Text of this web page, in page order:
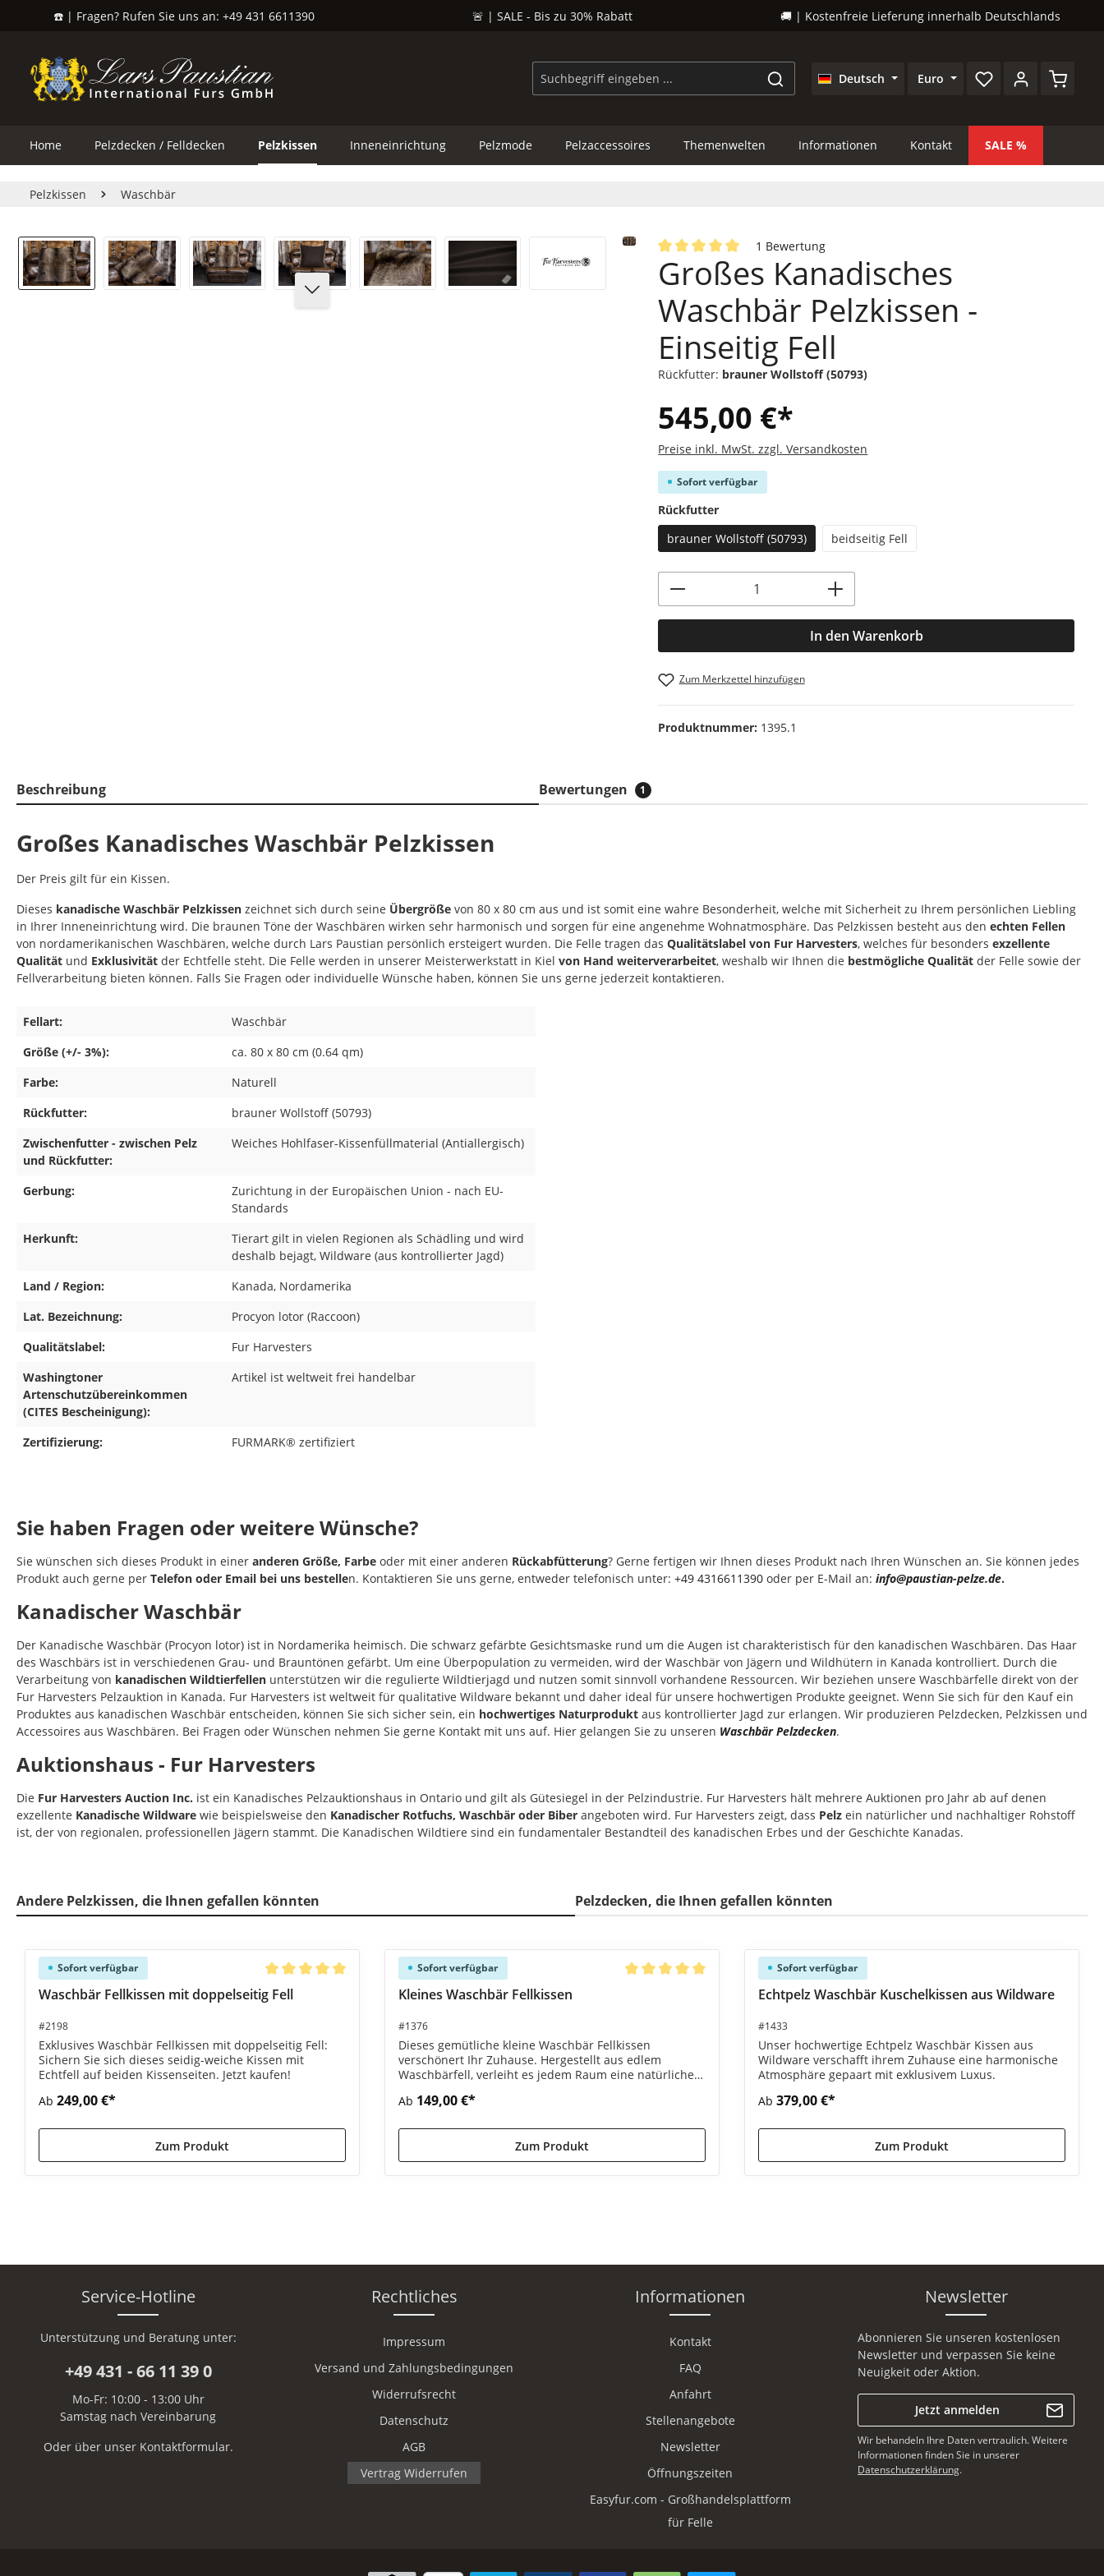
Zur Hauptnavigation springen
☎️ | Fragen? Rufen Sie uns an: +49 431 6611390 🚨 | SALE - Bis zu 30% Rabatt 🚚 | Kostenfreie Lieferung innerhalb Deutschlands
Deutsch Euro
Home Pelzdecken / Felldecken Pelzkissen Inneneinrichtung Pelzmode Pelzaccessoires Themenwelten Informationen Kontakt SALE
Pelzkissen Waschbär
Bildergalerie überspringen
Durchschnittliche Bewertung von 5 von 5 Sternen
1 Bewertung
Großes Kanadisches
Waschbär Pelzkissen -
Einseitig Fell
Rückfutter: brauner Wollstoff (50793)
545,00 €*
Preise inkl. MwSt. zzgl. Versandkosten
Sofort verfügbar
Rückfutterauswählen
brauner Wollstoff (50793)
beidseitig Fell
Produkt Anzahl: Gib den gewünschten Wert
In den Warenkorb
Zum Merkzettel hinzufügen
Produktnummer: 1395.1
Beschreibung Bewertungen 1
Großes Kanadisches Waschbär Pelzkissen
Der Preis gilt für ein Kissen.
Dieses kanadische Waschbär Pelzkissen zeichnet sich durch seine Übergröße von 80 x 80 cm aus und ist somit eine wahre Besonderheit, welche mit Sicherheit zu Ihrem persönlichen Liebling
in Ihrer Inneneinrichtung wird. Die braunen Töne der Waschbären wirken sehr harmonisch und sorgen für eine angenehme Wohnatmosphäre. Das Pelzkissen besteht aus den echten Fellen
von nordamerikanischen Waschbären, welche durch Lars Paustian persönlich ersteigert wurden. Die Felle tragen das Qualitätslabel von Fur Harvesters, welches für besonders exzellente
Qualität und Exklusivität der Echtfelle steht. Die Felle werden in unserer Meisterwerkstatt in Kiel von Hand weiterverarbeitet, weshalb wir Ihnen die bestmögliche Qualität der Felle sowie der
Fellverarbeitung bieten können. Falls Sie Fragen oder individuelle Wünsche haben, können Sie uns gerne jederzeit kontaktieren.
Fellart:
Waschbär
Größe (+/- 3%):
ca. 80 x 80 cm (0.64 qm)
Farbe:
Naturell
Rückfutter:
brauner Wollstoff (50793)
Zwischenfutter - zwischen Pelz
und Rückfutter:
Weiches Hohlfaser-Kissenfüllmaterial (Antiallergisch)
Gerbung:
Zurichtung in der Europäischen Union - nach EU-
Standards
Herkunft:
Tierart gilt in vielen Regionen als Schädling und wird
deshalb bejagt, Wildware (aus kontrollierter Jagd)
Land / Region:
Kanada, Nordamerika
Lat. Bezeichnung:
Procyon lotor (Raccoon)
Qualitätslabel:
Fur Harvesters
Washingtoner
Artenschutzübereinkommen
(CITES Bescheinigung):
Artikel ist weltweit frei handelbar
Zertifizierung: FURMARK® zertifiziert
Sie haben Fragen oder weitere Wünsche?
Sie wünschen sich dieses Produkt in einer anderen Größe, Farbe oder mit einer anderen Rückabfütterung? Gerne fertigen wir Ihnen dieses Produkt nach Ihren Wünschen an. Sie können jedes
Produkt auch gerne per Telefon oder Email bei uns bestellen. Kontaktieren Sie uns gerne, entweder telefonisch unter: +49 4316611390 oder per E-Mail an: info@paustian-pelze.de.
Kanadischer Waschbär
Der Kanadische Waschbär (Procyon lotor) ist in Nordamerika heimisch. Die schwarz gefärbte Gesichtsmaske rund um die Augen ist charakteristisch für den kanadischen Waschbären. Das Haar
des Waschbärs ist in verschiedenen Grau- und Brauntönen gefärbt. Um eine Überpopulation zu vermeiden, wird der Waschbär von Jägern und Wildhütern in Kanada kontrolliert. Durch die
Verarbeitung von kanadischen Wildtierfellen unterstützen wir die regulierte Wildtierjagd und nutzen somit sinnvoll vorhandene Ressourcen. Wir beziehen unsere Waschbärfelle direkt von der
Fur Harvesters Pelzauktion in Kanada. Fur Harvesters ist weltweit für qualitative Wildware bekannt und daher ideal für unsere hochwertigen Produkte geeignet. Wenn Sie sich für den Kauf ein
Produktes aus kanadischen Waschbär entscheiden, können Sie sich sicher sein, ein hochwertiges Naturprodukt aus kontrollierter Jagd zur erlangen. Wir produzieren Pelzdecken, Pelzkissen und
Accessoires aus Waschbären. Bei Fragen oder Wünschen nehmen Sie gerne Kontakt mit uns auf. Hier gelangen Sie zu unseren Waschbär Pelzdecken.
Auktionshaus - Fur Harvesters
Die Fur Harvesters Auction Inc. ist ein Kanadisches Pelzauktionshaus in Ontario und gilt als Gütesiegel in der Pelzindustrie. Fur Harvesters hält mehrere Auktionen pro Jahr ab auf denen
exzellente Kanadische Wildware wie beispielsweise den Kanadischer Rotfuchs, Waschbär oder Biber angeboten wird. Fur Harvesters zeigt, dass Pelz ein natürlicher und nachhaltiger Rohstoff
ist, der von regionalen, professionellen Jägern stammt. Die Kanadischen Wildtiere sind ein fundamentaler Bestandteil des kanadischen Erbes und der Geschichte Kanadas.
Andere Pelzkissen, die Ihnen gefallen könnten Pelzdecken, die Ihnen gefallen könnten
Produktgalerie überspringen
Sofort verfügbar
Durchschnittliche Bewertung von 5 von 5 Sternen
Waschbär Fellkissen mit doppelseitig Fell
#2198
Exklusives Waschbär Fellkissen mit doppelseitig Fell:
Sichern Sie sich dieses seidig-weiche Kissen mit
Echtfell auf beiden Kissenseiten. Jetzt kaufen!
Ab 249,00 €*
Zum Produkt
Sofort verfügbar
Durchschnittliche Bewertung von 5 von 5 Sternen
Kleines Waschbär Fellkissen
#1376
Dieses gemütliche kleine Waschbär Fellkissen
verschönert Ihr Zuhause. Hergestellt aus edlem
Waschbärfell, verleiht es jedem Raum eine natürliche
Ab 149,00 €*
Zum Produkt
Sofort verfügbar
Echtpelz Waschbär Kuschelkissen aus Wildware
#1433
Unser hochwertige Echtpelz Waschbär Kissen aus
Wildware verschafft ihrem Zuhause eine harmonische
Atmosphäre gepaart mit exklusivem Luxus.
Ab 379,00 €*
Zum Produkt
Service-Hotline
Unterstützung und Beratung unter:
+49 431 - 66 11 39 0
Mo-Fr: 10:00 - 13:00 Uhr
Samstag nach Vereinbarung
Oder über unser Kontaktformular.
Rechtliches
Impressum
Versand und Zahlungsbedingungen
Widerrufsrecht
Datenschutz
AGB
Vertrag Widerrufen
Informationen
Kontakt
FAQ
Anfahrt
Stellenangebote
Newsletter
Öffnungszeiten
Easyfur.com - Großhandelsplattform
für Felle
Newsletter
Abonnieren Sie unseren kostenlosen
Newsletter und verpassen Sie keine
Neuigkeit oder Aktion.
Jetzt anmelden
Wir behandeln Ihre Daten vertraulich. Weitere
Informationen finden Sie in unserer
Datenschutzerklärung.